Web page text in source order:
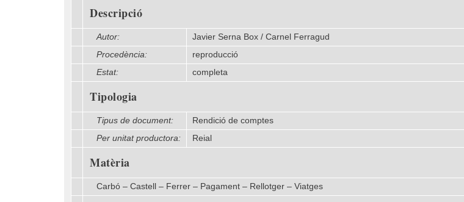
Descripció
Autor:
Javier Serna Box / Carnel Ferragud
Procedència:
reproducció
Estat:
completa
Tipologia
Tipus de document:
Rendició de comptes
Per unitat productora:
Reial
Matèria
Carbó – Castell – Ferrer – Pagament – Rellotger – Viatges